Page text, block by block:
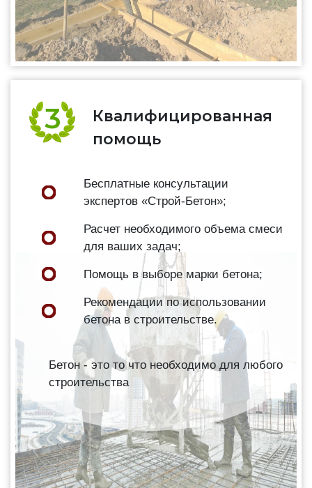
Квалифицированная
помощь
Бесплатные консультации
экспертов «Строй-Бетон»;
Расчет необходимого объема смеси
для ваших задач;
Помощь в выборе марки бетона;
Рекомендации по использовании
бетона в строительстве.
Бетон - это то что необходимо для любого
строительства